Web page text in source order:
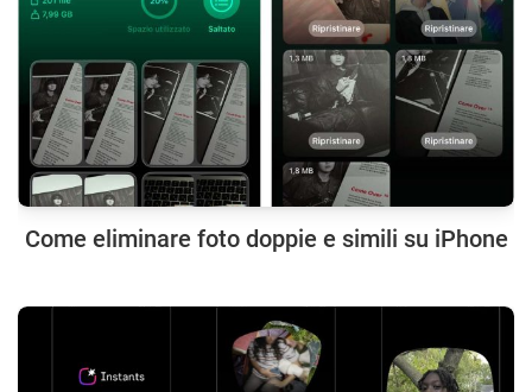
Come eliminare foto doppie e simili su iPhone